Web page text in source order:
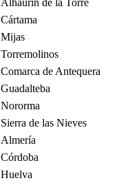
Alhaurín de la Torre
Cártama
Mijas
Torremolinos
Comarca de Antequera
Guadalteba
Nororma
Sierra de las Nieves
Almería
Córdoba
Huelva